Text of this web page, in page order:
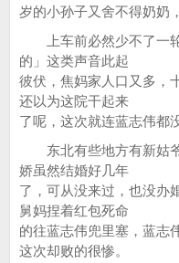
岁的小孙子又舍不得奶奶
上车前必然少不了一轮
的」这类声音此起
彼伏，焦妈家人口又多，
还以为这院干起来
了呢，这次就连蓝志伟都
东北有些地方有新姑爷
娇虽然结婚好几年
了，可从没来过，也没办
舅妈捏着红包死命
的往蓝志伟兜里塞，蓝志
这次却败的很惨。